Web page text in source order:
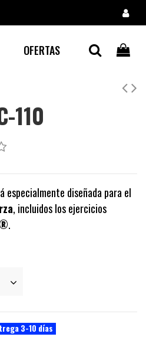
OFERTAS
110
especialmente diseñada para el
, incluidos los ejercicios
.
3-10 días